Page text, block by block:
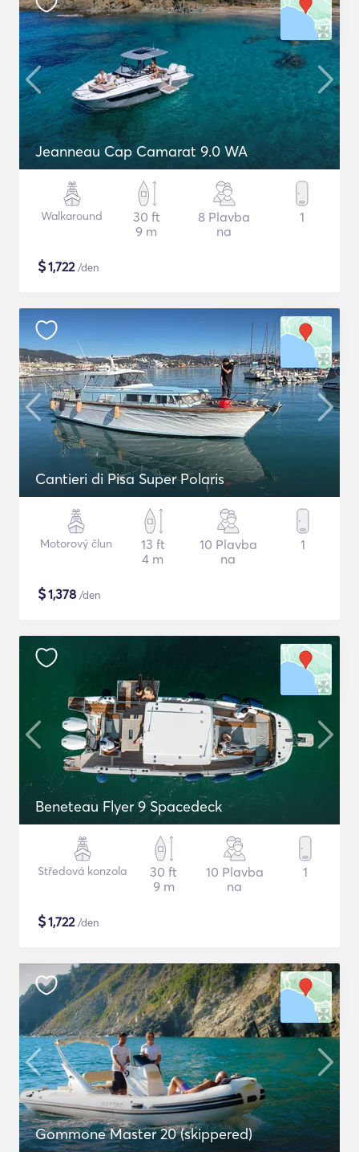
Jeanneau Cap Camarat 9.0 WA
Walkaround
30 ft
9 m
8 Plavba
na
1
$1,722/den
Cantieri di Pisa Super Polaris
Motorový člun
13 ft
4 m
10 Plavba
na
1
$1,378 /den
Beneteau Flyer 9 Spacedeck
Středová konzola
30 ft
9 m
10 Plavba
na
1
$1,722/den
Gommone Master 20 (skippered)